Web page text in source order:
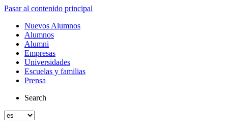
Pasar al contenido principal
Nuevos Alumnos
Alumnos
Alumni
Empresas
Universidades
Escuelas y familias
Prensa
Search